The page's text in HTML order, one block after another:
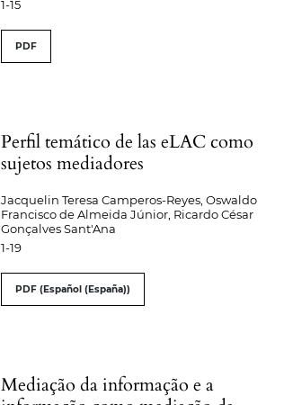
1-15
PDF
Perfil temático de las eLAC como
sujetos mediadores
Jacquelin Teresa Camperos-Reyes, Oswaldo
Francisco de Almeida Júnior, Ricardo César
Gonçalves Sant'Ana
1-19
PDF (Español (España))
Mediação da informação e a